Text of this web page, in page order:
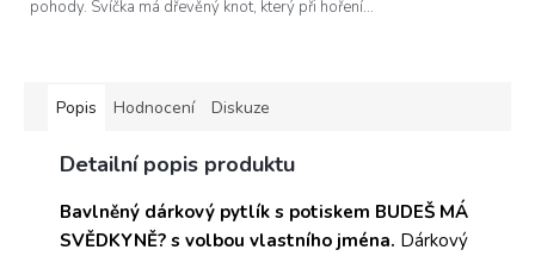
pohody. Svíčka má dřevěný knot, který při hoření...
Popis Hodnocení Diskuze
Detailní popis produktu
Bavlněný dárkový pytlík s potiskem BUDEŠ MÁ
SVĚDKYNĚ? s volbou vlastního jména. Dárkový